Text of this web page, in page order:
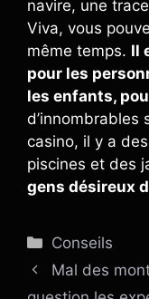
navire, une trace
Viva, vous
même temps. Il
pour les
les enfants,
d’innombrables
casino, il y a
piscines et des
gens désireux
Catégories
Conseils
Mal des